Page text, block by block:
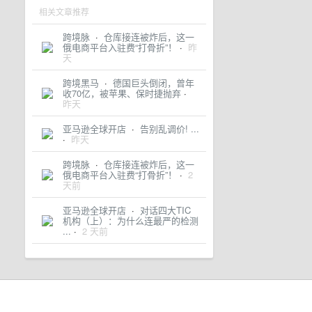
相关文章推荐
跨境脉 · 仓库接连被炸后，这一
俄电商平台入驻费“打骨折”！ · 昨
天
跨境黑马 · 德国巨头倒闭，曾年
收70亿，被苹果、保时捷抛弃 ·
昨天
亚马逊全球开店 · 告别乱调价! ...
· 昨天
跨境脉 · 仓库接连被炸后，这一
俄电商平台入驻费“打骨折”！ · 2
天前
亚马逊全球开店 · 对话四大TIC
机构（上）：为什么连最严的检测
... · 2 天前